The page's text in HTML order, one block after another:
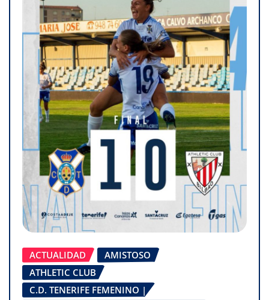
ACTUALIDAD
AMISTOSO
ATHLETIC CLUB
C.D. TENERIFE FEMENINO |